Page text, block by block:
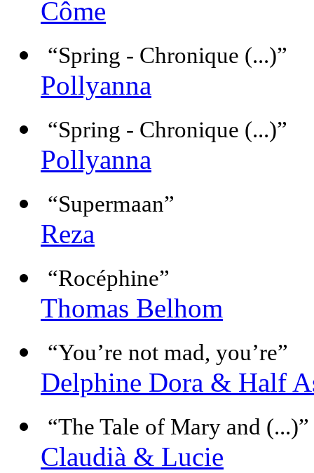
Côme
“Spring - Chronique (...)”
Pollyanna
“Spring - Chronique (...)”
Pollyanna
“Supermaan”
Reza
“Rocéphine”
Thomas Belhom
“You’re not mad, you’re”
Delphine Dora & Half
“The Tale of Mary and (...)”
Claudià & Lucie